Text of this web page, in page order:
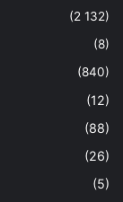
(2 132)
(8)
(840)
(12)
(88)
(26)
(5)